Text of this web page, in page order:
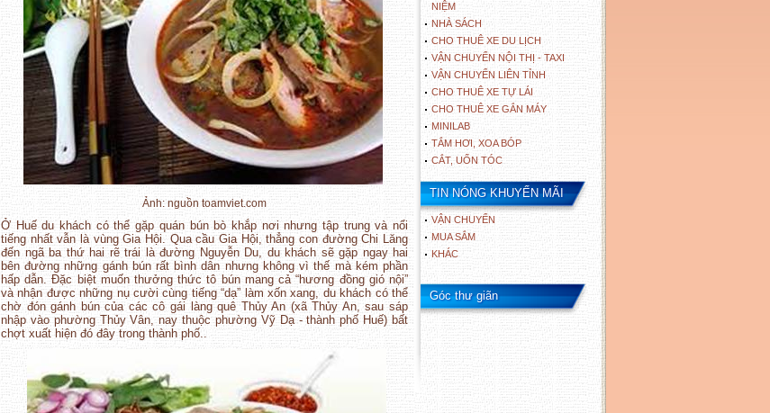
Ảnh: nguồn toamviet.com
Ở Huế du khách có thể gặp quán bún bò khắp nơi nhưng tập trung và nổi
tiếng nhất vẫn là vùng Gia Hội. Qua cầu Gia Hội, thẳng con đường Chi Lăng
đến ngã ba thứ hai rẽ trái là đường Nguyễn Du, du khách sẽ gặp ngay hai
bên đường những gánh bún rất bình dân nhưng không vì thế mà kém phần
hấp dẫn. Đặc biệt muốn thưởng thức tô bún mang cả “hương đồng gió nội”
và nhận được những nụ cười cùng tiếng “dạ” làm xốn xang, du khách có thể
chờ đón gánh bún của các cô gái làng quê Thủy An (xã Thủy An, sau sáp
nhập vào phường Thủy Vân, nay thuộc phường Vỹ Dạ - thành phố Huế) bất
chợt xuất hiện đó đây trong thành phố..
NIỆM
NHÀ SÁCH
CHO THUÊ XE DU LỊCH
VẬN CHUYỂN NỘI THỊ - TAXI
VẬN CHUYỂN LIÊN TỈNH
CHO THUÊ XE TỰ LÁI
CHO THUÊ XE GẮN MÁY
MINILAB
TẮM HƠI, XOA BÓP
CẮT, UỐN TÓC
TIN NÓNG KHUYẾN MÃI
VẬN CHUYỂN
MUA SẮM
KHÁC
Góc thư giãn